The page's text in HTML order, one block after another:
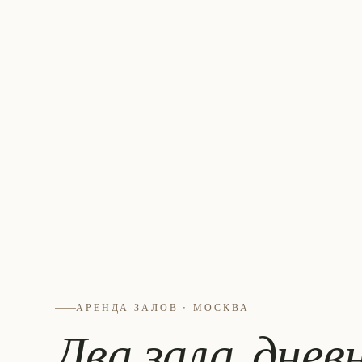
АРЕНДА ЗАЛОВ · МОСКВА